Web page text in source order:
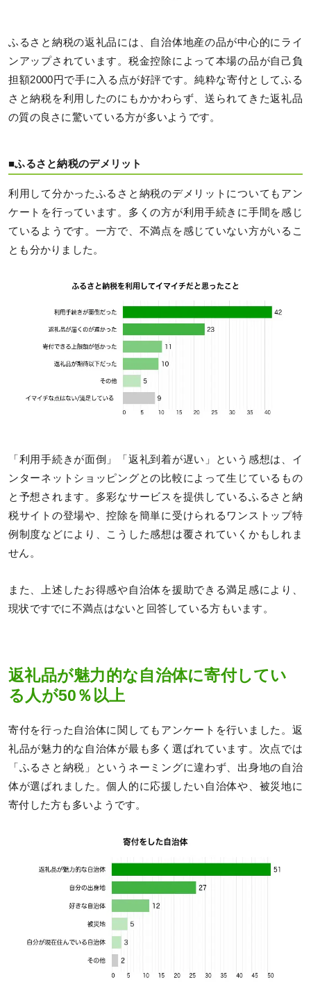
ふるさと納税の返礼品には、自治体地産の品が中心的にライ
ンアップされています。税金控除によって本場の品が自己負
担額2000円で手に入る点が好評です。純粋な寄付としてふる
さと納税を利用したのにもかかわらず、送られてきた返礼品
の質の良さに驚いている方が多いようです。
■ふるさと納税のデメリット
利用して分かったふるさと納税のデメリットについてもアン
ケートを行っています。多くの方が利用手続きに手間を感じ
ているようです。一方で、不満点を感じていない方がいるこ
とも分かりました。
「利用手続きが面倒」「返礼到着が遅い」という感想は、イ
ンターネットショッピングとの比較によって生じているもの
と予想されます。多彩なサービスを提供しているふるさと納
税サイトの登場や、控除を簡単に受けられるワンストップ特
例制度などにより、こうした感想は覆されていくかもしれま
せん。
また、上述したお得感や自治体を援助できる満足感により、
現状ですでに不満点はないと回答している方もいます。
返礼品が魅力的な自治体に寄付してい
る人が50％以上
寄付を行った自治体に関してもアンケートを行いました。返
礼品が魅力的な自治体が最も多く選ばれています。次点では
「ふるさと納税」というネーミングに違わず、出身地の自治
体が選ばれました。個人的に応援したい自治体や、被災地に
寄付した方も多いようです。